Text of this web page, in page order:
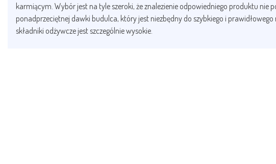
karmiącym. Wybór jest na tyle szeroki, że znalezienie odpowiedniego produktu nie
ponadprzeciętnej dawki budulca, który jest niezbędny do szybkiego i
składniki odżywcze jest szczególnie wysokie.